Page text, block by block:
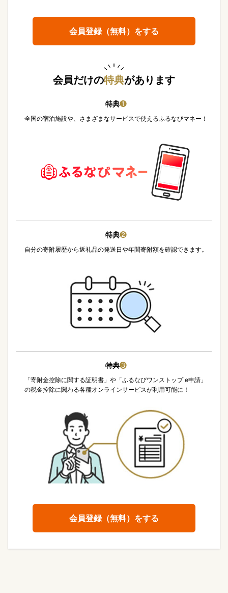
会員登録（無料）をする
会員だけの特典があります
特典❶
全国の宿泊施設や、さまざまなサービスで使えるふるなびマネー！
特典❷
自分の寄附履歴から返礼品の発送日や年間寄附額を確認できます。
特典❸
「寄附金控除に関する証明書」や「ふるなびワンストップ e申請」
の税金控除に関わる各種オンラインサービスが利用可能に！
会員登録（無料）をする